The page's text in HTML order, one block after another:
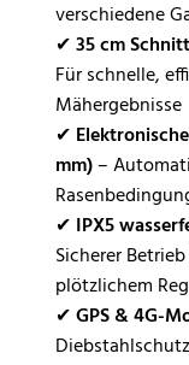
verschiedene
✔35 cm
Für schnelle,
Mähergebnisse
✔
mm)–
✔ IPX5
Sicherer
plötzlichem
✔GPS & 4G-